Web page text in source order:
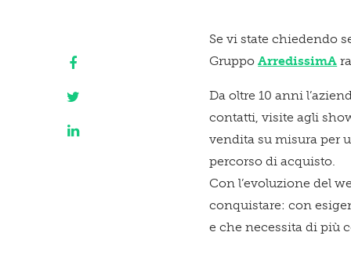
Se vi state chiedendo
GruppoArredissimA
Da oltre 10 anni
contatti, visite agli
vendita su misura per
percorso di acquisto.
Con l’evoluzione del
conquistare: con
e che necessita di più